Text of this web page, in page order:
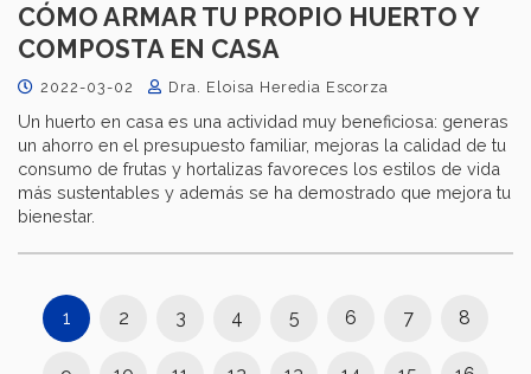
CÓMO ARMAR TU PROPIO HUERTO Y
COMPOSTA EN CASA
2022-03-02 Dra. Eloisa Heredia Escorza
Un huerto en casa es una actividad muy beneficiosa: generas
un ahorro en el presupuesto familiar, mejoras la calidad de tu
consumo de frutas y hortalizas favoreces los estilos de vida
más sustentables y además se ha demostrado que mejora tu
bienestar.
1 2 3 4 5 6 7 8